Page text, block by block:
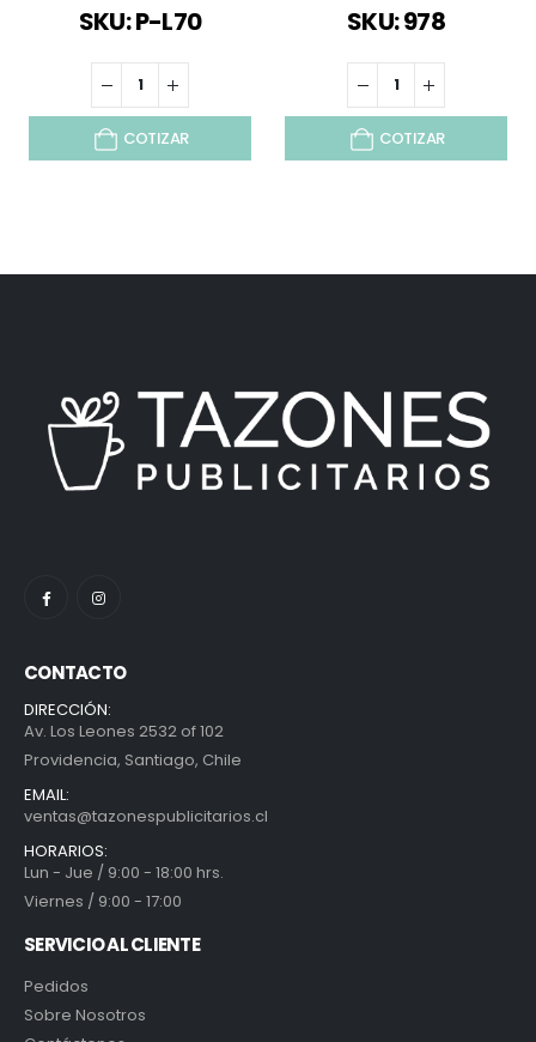
SKU: P-L70
COTIZAR
SKU: 978
COTIZAR
CONTACTO
DIRECCIÓN:
Av. Los Leones 2532 of 102
Providencia, Santiago, Chile
EMAIL:
ventas@tazonespublicitarios.cl
HORARIOS:
Lun - Jue / 9:00 - 18:00 hrs.
Viernes / 9:00 - 17:00
SERVICIO AL CLIENTE
Pedidos
Sobre Nosotros